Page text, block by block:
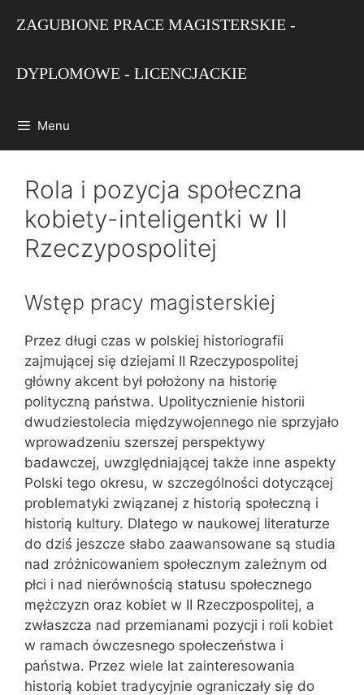
ZAGUBIONE PRACE MAGISTERSKIE -
DYPLOMOWE - LICENCJACKIE
Menu
Rola i pozycja społeczna
kobiety-inteligentki w II
Rzeczypospolitej
Wstęp pracy magisterskiej
Przez długi czas w polskiej historiografii
zajmującej się dziejami II Rzeczypospolitej
główny akcent był położony na historię
polityczną państwa. Upolitycznienie historii
dwudziestolecia międzywojennego nie sprzyjało
wprowadzeniu szerszej perspektywy
badawczej, uwzględniającej także inne aspekty
Polski tego okresu, w szczególności dotyczącej
problematyki związanej z historią społeczną i
historią kultury. Dlatego w naukowej literaturze
do dziś jeszcze słabo zaawansowane są studia
nad zróżnicowaniem społecznym zależnym od
płci i nad nierównością statusu społecznego
mężczyzn oraz kobiet w II Rzeczpospolitej, a
zwłaszcza nad przemianami pozycji i roli kobiet
w ramach ówczesnego społeczeństwa i
państwa. Przez wiele lat zainteresowania
historią kobiet tradycyjnie ograniczały się do